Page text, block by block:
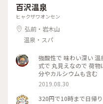
🚙💨 ﾁｮｯﾄ投稿。 #青森
#ハート #桜 #おでかけ
百沢温泉
ヒャクザワオンセン
弘前・岩木山
温泉・スパ
強酸性で 味わい深い
式で 丸見えなので 荷
分やカルシウムも含む
2019.08.30
320円で10時まで日帰